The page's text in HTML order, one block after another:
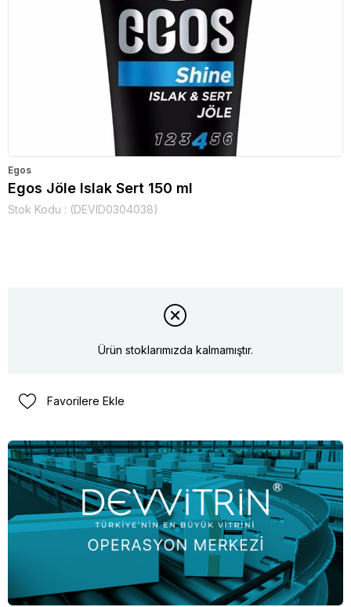
Egos
Egos Jöle Islak Sert 150 ml
Stok Kodu (DEVID0304038)
Ürün stoklarımızda kalmamıştır.
Favorilere Ekle